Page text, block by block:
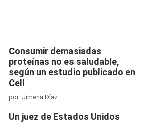
Consumir demasiadas
proteínas no es saludable,
según un estudio publicado en
Cell
por Jimena Díaz
Un juez de Estados Unidos